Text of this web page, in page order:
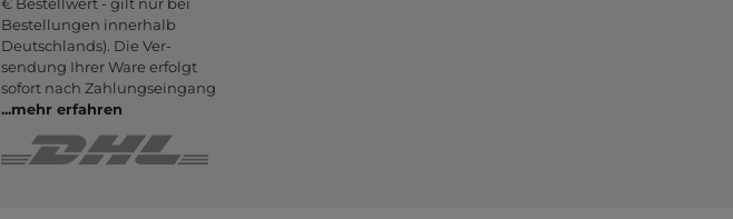
Bestel­lungen inner­halb
Deutsch­lands). Die Ver­
sendung Ihrer Ware er­folgt
sofort nach Zahlungs­eingang
...mehr erfahren